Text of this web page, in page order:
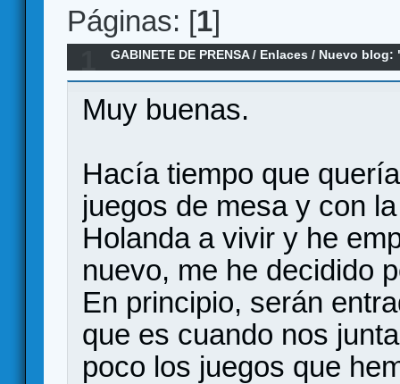
Páginas: [1]
GABINETE DE PRENSA/ Enlaces / Nuevo blog:
Muy buenas.
Hacía tiempo que
juegos de mesa y con
Holanda a vivir y he
nuevo, me he decidido
En principio, serán
que es cuando nos
poco los juegos que